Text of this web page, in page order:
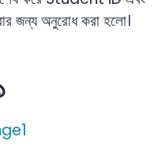
জন্য অনুরোধ করা হলো।